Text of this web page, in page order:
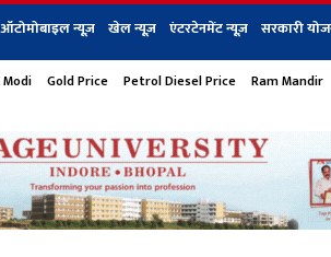
ऑटोमोबाइल न्यूज़ खेल न्यूज़ एंटरटेनमेंट न्यूज़ सरकारी
टेक न्यूज धर्म ऑटोमोबाइल
Modi Gold Price Petrol Diesel Price Ram Mandir